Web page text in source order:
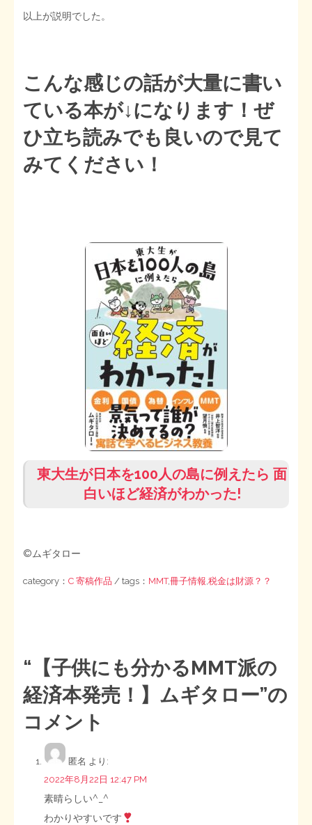
以上が説明でした。
こんな感じの話が大量に書い
ている本が↓になります！ぜ
ひ立ち読みでも良いので見て
みてください！
東大生が日本を100人の島に例えたら 面
白いほど経済がわかった!
©ムギタロー
category：C 寄稿作品 / tags： MMT,冊子情報,税金は財源？？
“ 【子供にも分かるMMT派の
経済本発売！】ムギタロー”の
コメント
匿名 より:
2022年8月22日 12:47 PM
素晴らしい^_^
わかりやすいです